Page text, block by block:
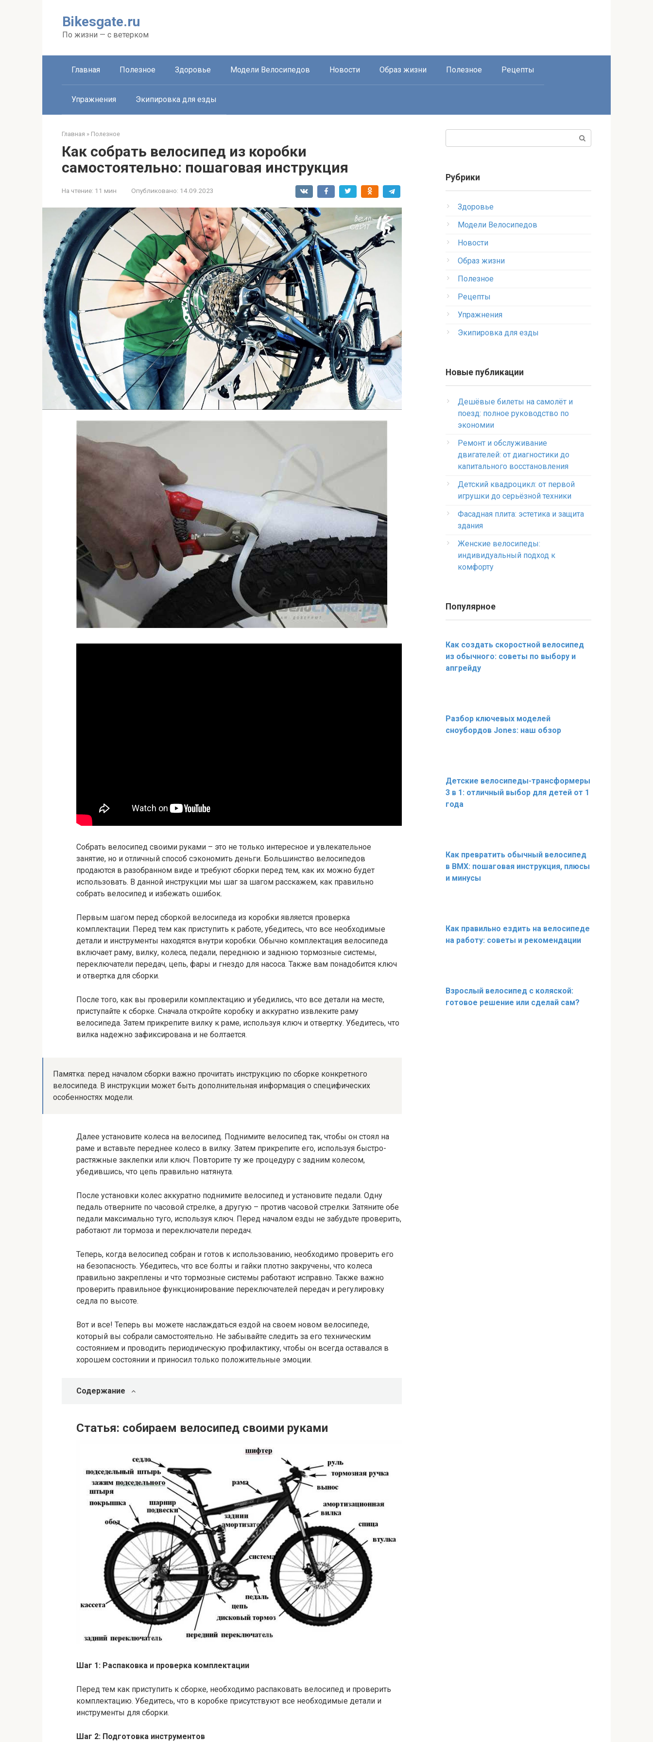
Bikesgate.ru
По жизни — с ветерком
Главная Полезное Здоровье Модели Велосипедов Новости Образ жизни Полезное Рецепты
Упражнения Экипировка для езды
Главная » Полезное
Как собрать велосипед из коробки
самостоятельно: пошаговая инструкция
На чтение: 11 мин Опубликовано: 14.09.2023
Собрать велосипед своими руками – это не только интересное и увлекательное
занятие, но и отличный способ сэкономить деньги. Большинство велосипедов
продаются в разобранном виде и требуют сборки перед тем, как их можно будет
использовать. В данной инструкции мы шаг за шагом расскажем, как правильно
собрать велосипед и избежать ошибок.
Первым шагом перед сборкой велосипеда из коробки является проверка
комплектации. Перед тем как приступить к работе, убедитесь, что все необходимые
детали и инструменты находятся внутри коробки. Обычно комплектация велосипеда
включает раму, вилку, колеса, педали, переднюю и заднюю тормозные системы,
переключатели передач, цепь, фары и гнездо для насоса. Также вам понадобится ключ
и отвертка для сборки.
После того, как вы проверили комплектацию и убедились, что все детали на месте,
приступайте к сборке. Сначала откройте коробку и аккуратно извлеките раму
велосипеда. Затем прикрепите вилку к раме, используя ключ и отвертку. Убедитесь, что
вилка надежно зафиксирована и не болтается.
Памятка: перед началом сборки важно прочитать инструкцию по сборке конкретного
велосипеда. В инструкции может быть дополнительная информация о специфических
особенностях модели.
Далее установите колеса на велосипед. Поднимите велосипед так, чтобы он стоял на
раме и вставьте переднее колесо в вилку. Затем прикрепите его, используя быстро-
растяжные заклепки или ключ. Повторите ту же процедуру с задним колесом,
убедившись, что цепь правильно натянута.
После установки колес аккуратно поднимите велосипед и установите педали. Одну
педаль отверните по часовой стрелке, а другую – против часовой стрелки. Затяните обе
педали максимально туго, используя ключ. Перед началом езды не забудьте проверить,
работают ли тормоза и переключатели передач.
Теперь, когда велосипед собран и готов к использованию, необходимо проверить его
на безопасность. Убедитесь, что все болты и гайки плотно закручены, что колеса
правильно закреплены и что тормозные системы работают исправно. Также важно
проверить правильное функционирование переключателей передач и регулировку
седла по высоте.
Вот и все! Теперь вы можете наслаждаться ездой на своем новом велосипеде,
который вы собрали самостоятельно. Не забывайте следить за его техническим
состоянием и проводить периодическую профилактику, чтобы он всегда оставался в
хорошем состоянии и приносил только положительные эмоции.
Содержание
Статья: собираем велосипед своими руками
Шаг 1: Распаковка и проверка комплектации
Перед тем как приступить к сборке, необходимо распаковать велосипед и проверить
комплектацию. Убедитесь, что в коробке присутствуют все необходимые детали и
инструменты для сборки.
Шаг 2: Подготовка инструментов
Рубрики
Здоровье
Модели Велосипедов
Новости
Образ жизни
Полезное
Рецепты
Упражнения
Экипировка для езды
Новые публикации
Дешёвые билеты на самолёт и
поезд: полное руководство по
экономии
Ремонт и обслуживание
двигателей: от диагностики до
капитального восстановления
Детский квадроцикл: от первой
игрушки до серьёзной техники
Фасадная плита: эстетика и защита
здания
Женские велосипеды:
индивидуальный подход к
комфорту
Популярное
Как создать скоростной велосипед
из обычного: советы по выбору и
апгрейду
Разбор ключевых моделей
сноубордов Jones: наш обзор
Детские велосипеды-трансформеры
3 в 1: отличный выбор для детей от 1
года
Как превратить обычный велосипед
в BMX: пошаговая инструкция, плюсы
и минусы
Как правильно ездить на велосипеде
на работу: советы и рекомендации
Взрослый велосипед с коляской:
готовое решение или сделай сам?